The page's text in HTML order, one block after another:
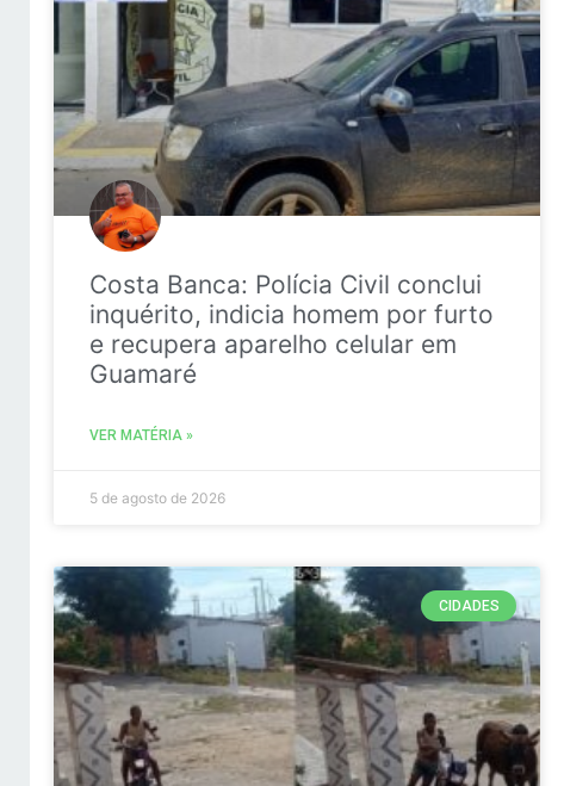
Costa Banca: Polícia Civil conclui
inquérito, indicia homem por furto
e recupera aparelho celular em
Guamaré
VER MATÉRIA »
5 de agosto de 2026
CIDADES